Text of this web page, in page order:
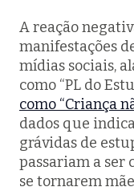
A reação
manifestações
mídias sociais,
como “PL do
como “Criança
dados que
grávidas de
passariam a ser
se tornarem